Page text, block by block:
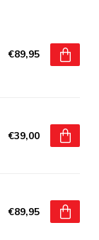
€89,95
€39,00
€89,95